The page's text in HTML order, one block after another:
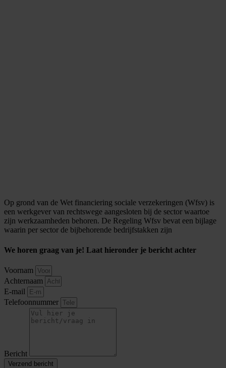
Op grond van de Wet financiering sociale verzekeringen (Wfsv) is
een werkgever van rechtswege aangesloten bij de sector waartoe
zijn werkzaamheden behoren. De Regeling Wfsv bevat een bijlage
waarin per sector de bijbehorende bedrijfstakken zijn
We horen graag van je! Laat hieronder je bericht achter
Voornam
Achternaam
E-mail
Telefoonnummer
Bericht
Verzend bericht